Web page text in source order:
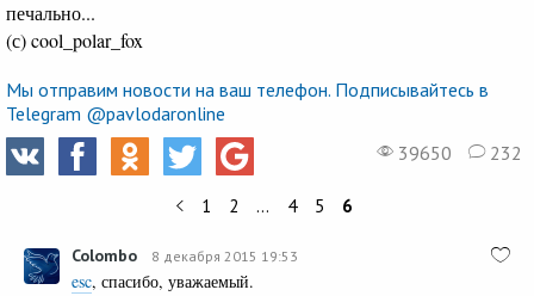
печально...
(с) cool_polar_fox
Мы отправим новости на ваш телефон. Подписывайтесь в
Telegram @pavlodaronline
39650
232
1 2 … 4 5 6
Colombo 8 декабря 2015 19:53
esc, спасибо, уважаемый.